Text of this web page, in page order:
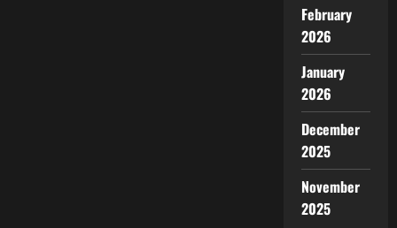
February
2026
January
2026
December
2025
November
2025